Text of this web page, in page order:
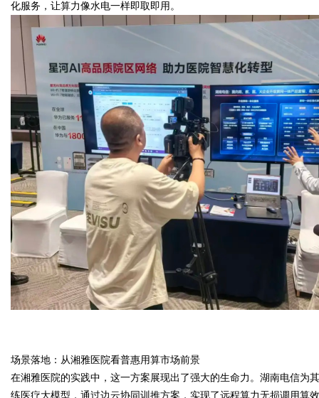
ar
化服务，让算力像水电一样即取即用。
场景落地：从湘雅医院看普惠用算市场前景
在湘雅医院的实践中，这一方案展现出了强大的生命力。湖南电信为
练医疗大模型，通过边云协同训推方案，实现了远程算力无损调用算